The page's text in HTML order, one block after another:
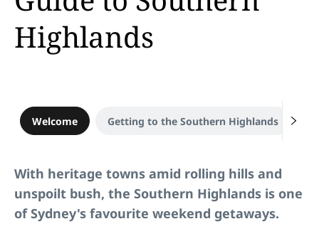
Highlands
Welcome Getting to the Southern Highlands
With heritage towns amid rolling hills and
unspoilt bush, the Southern Highlands is one
of Sydney's favourite weekend getaways.